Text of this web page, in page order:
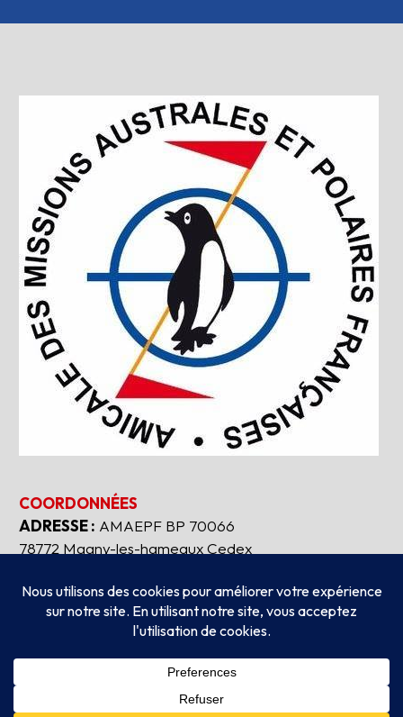
COORDONNÉES
ADRESSE : AMAEPF BP 70066
78772 Magny-les-hameaux Cedex
AUBEAUFIXE.FR